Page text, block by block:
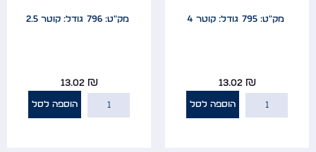
מק"ט: 795 גודל: קוטר 4
13.02₪
הוספה לסל
מק"ט: 796 גודל: קוטר 2.5
13.02₪
הוספה לסל